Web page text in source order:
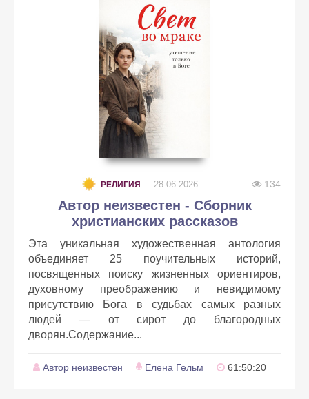
РЕЛИГИЯ 28-06-2026 134
Автор неизвестен - Сборник
христианских рассказов
Эта уникальная художественная антология
объединяет 25 поучительных историй,
посвященных поиску жизненных ориентиров,
духовному преображению и невидимому
присутствию Бога в судьбах самых разных
людей — от сирот до благородных
дворян.Содержание...
Автор неизвестен Елена Гельм 61:50:20